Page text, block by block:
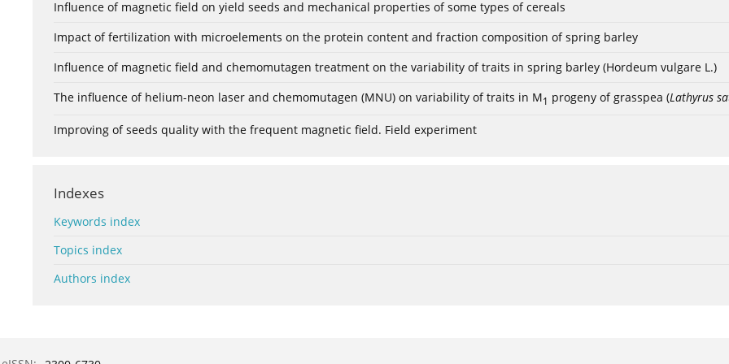
Influence of magnetic field on yield seeds and mechanical properties of some types of cereals
Impact of fertilization with microelements on the protein content and fraction composition of spring barley
Influence of magnetic field and chemomutagen treatment on the variability of traits in spring barley (Hordeum vulgare L.)
The influence of helium-neon laser and chemomutagen (MNU) on variability of traits in M1 progeny of grasspea (Lathyrus
Improving of seeds quality with the frequent magnetic field. Field experiment
Indexes
Keywords index
Topics index
Authors index